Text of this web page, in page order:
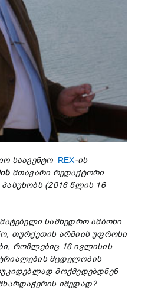
სააგენტო REX-ის
მთავარი რედაქტორი
(2016 წლის 16
სამხედრო ამბოხი
თურქეთის არმიის უფროსი
რომლებიც 16 ივლისის
მცდელობის
მოქმედებდნენ
იმედად?